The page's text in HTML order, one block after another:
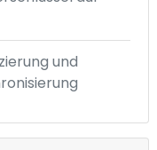
und